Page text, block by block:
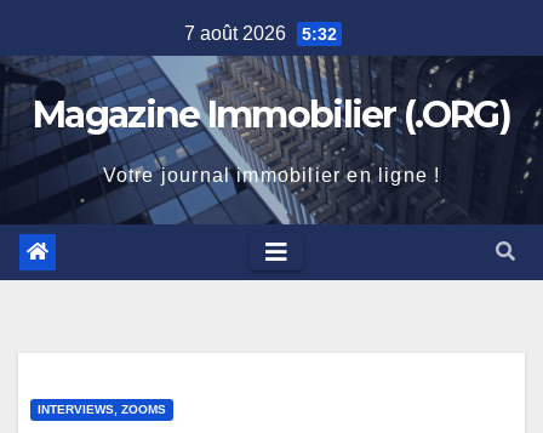
to
content
7 août 2026 5:32
Magazine Immobilier (.ORG)
Votre journal immobilier en ligne !
INTERVIEWS, ZOOMS